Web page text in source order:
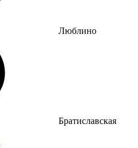
Люблино
Братиславская